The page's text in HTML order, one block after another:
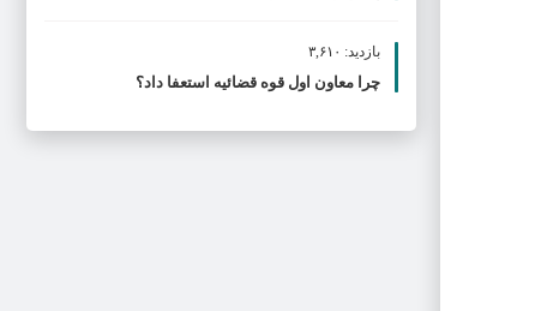
بازدید: ۳,۶۱۰
چرا معاون اول قوه قضائیه استعفا داد؟